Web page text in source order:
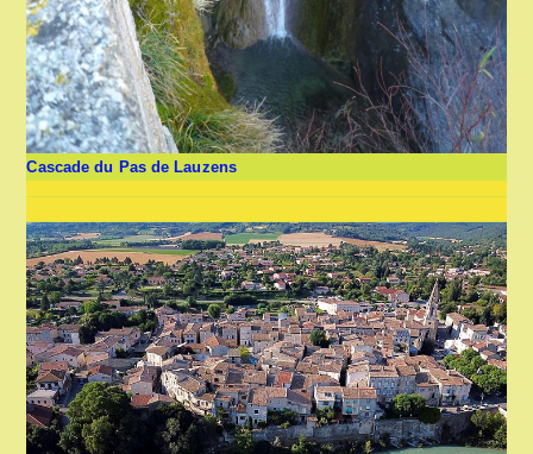
Cascade du Pas de Lauzens